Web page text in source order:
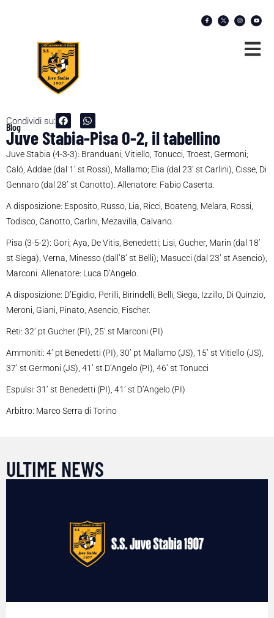
Condividi su:
Blog
Juve Stabia-Pisa 0-2, il tabellino
Juve Stabia (4-3-3): Branduani; Vitiello, Tonucci, Troest, Germoni;
Caló, Addae (dal 1’ st Rossi), Mallamo; Elia (dal 23’ st Carlini), Cisse, Di
Gennaro (dal 28’ st Canotto). Allenatore: Fabio Caserta.
A disposizione: Esposito, Russo, Lia, Ricci, Boateng, Melara, Rossi,
Todisco, Canotto, Carlini, Mezavilla, Calvano.
Pisa (3-5-2): Gori; Aya, De Vitis, Benedetti; Lisi, Gucher, Marin (dal 18’
st Siega), Verna, Minesso (dall’8’ st Belli); Masucci (dal 23’ st Asencio),
Marconi. Allenatore: Luca D’Angelo.
A disposizione: D’Egidio, Perilli, Birindelli, Belli, Siega, Izzillo, Di Quinzio,
Meroni, Giani, Pinato, Asencio, Fischer.
Reti: 32’ pt Gucher (PI), 25’ st Marconi (PI)
Ammoniti: 4’ pt Benedetti (PI), 30’ pt Mallamo (JS), 15’ st Vitiello (JS),
37’ st Germoni (JS), 41’ st D’Angelo (PI), 46’ st Tonucci
Espulsi: 31’ st Benedetti (PI), 41’ st D’Angelo (PI)
Arbitro: Marco Serra di Torino
ULTIME NEWS